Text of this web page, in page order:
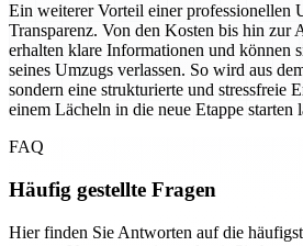
Ein weiterer Vorteil einer professionellen
Transparenz. Von den Kosten bis hin zur
erhalten klare Informationen und können
seines Umzugs verlassen. So wird aus
sondern eine strukturierte und stressfreie
einem Lächeln in die neue Etappe starten
FAQ
Häufig gestellte Fragen
Hier finden Sie Antworten auf die